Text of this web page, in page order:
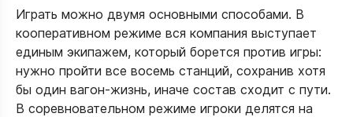
Играть можно двумя основными способами. В
кооперативном режиме вся компания выступает
единым экипажем, который борется против игры:
нужно пройти все восемь станций, сохранив хотя
бы один вагон‑жизнь, иначе состав сходит с пути.
В соревновательном режиме игроки делятся на